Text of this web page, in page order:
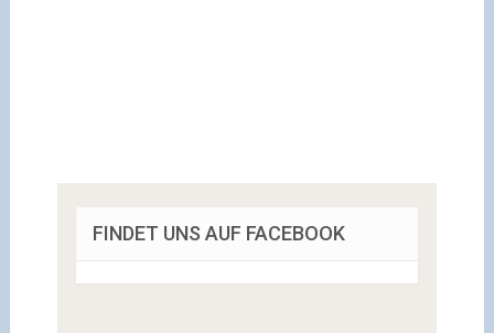
FINDET UNS AUF FACEBOOK